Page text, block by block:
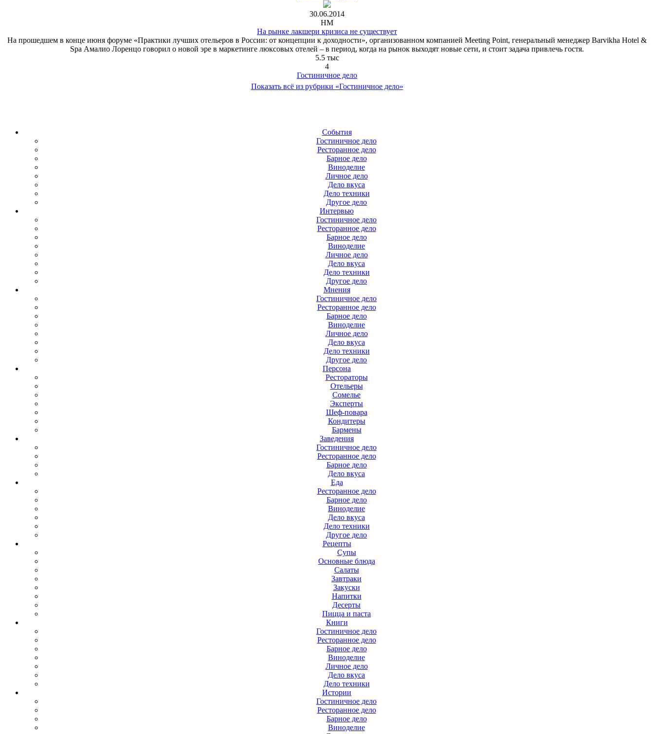
30.06.2014
HM
На рынке лакшери кризиса не существует
На прошедшем в конце июня форуме «Практики лучших отельеров в России: от концепции к доходности», организованном компанией Meeting Point, генеральный менеджер Barvikha Hotel &
Spa Амалио Лоренцо говорил о новой эре в маркетинге люксовых отелей – в период, когда на рынок выходят новые сети, и стоит задача привлечь гостя.
5.5 тыс
4
Гостиничное дело
Показать всё из рубрики «Гостиничное дело»
События
Гостиничное дело
Ресторанное дело
Барное дело
Виноделие
Личное дело
Дело вкуса
Дело техники
Другое дело
Интервью
Гостиничное дело
Ресторанное дело
Барное дело
Виноделие
Личное дело
Дело вкуса
Дело техники
Другое дело
Мнения
Гостиничное дело
Ресторанное дело
Барное дело
Виноделие
Личное дело
Дело вкуса
Дело техники
Другое дело
Персона
Рестораторы
Отельеры
Сомелье
Эксперты
Шеф-повара
Кондитеры
Бармены
Заведения
Гостиничное дело
Ресторанное дело
Барное дело
Дело вкуса
Еда
Ресторанное дело
Барное дело
Виноделие
Дело вкуса
Дело техники
Другое дело
Рецепты
Супы
Основные блюда
Салаты
Завтраки
Закуски
Напитки
Десерты
Пицца и паста
Книги
Гостиничное дело
Ресторанное дело
Барное дело
Виноделие
Личное дело
Дело вкуса
Дело техники
Истории
Гостиничное дело
Ресторанное дело
Барное дело
Виноделие